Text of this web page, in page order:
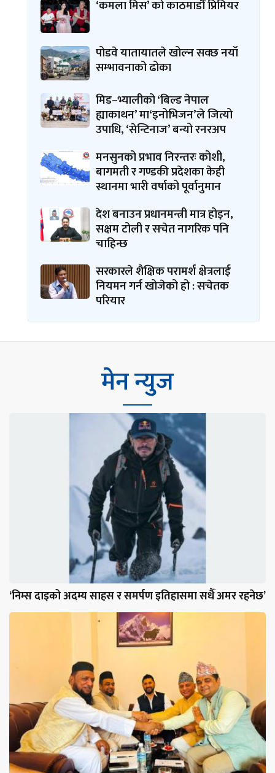
‘कमला मिस’ को काठमाडौं प्रिमियर
पोडवे यातायातले खोल्न सक्छ नयाँ
सम्भावनाको ढोका
मिड–भ्यालीको ‘बिल्ड नेपाल
ह्याकाथन’ मा‘इनोभिजन’ले जित्यो
उपाधि, ‘सेन्टिनाज’ बन्यो रनरअप
मनसुनको प्रभाव निरन्तरः कोशी,
बागमती र गण्डकी प्रदेशका केही
स्थानमा भारी वर्षाको पूर्वानुमान
देश बनाउन प्रधानमन्त्री मात्र होइन,
सक्षम टोली र सचेत नागरिक पनि
चाहिन्छ
सरकारले शैक्षिक परामर्श क्षेत्रलाई
नियमन गर्न खोजेको हो : सचेतक
परियार
मेन न्युज
‘निम्स दाइको अदम्य साहस र समर्पण इतिहासमा सधैँ अमर रहनेछ’